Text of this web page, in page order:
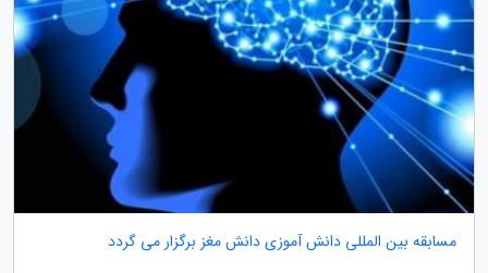
مسابقه بین المللی دانش آموزی دانش مغز برگزار می گردد